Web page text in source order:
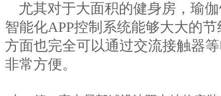
尤其对于大面积的健身房，瑜
智能化APP控制系统能够大大的
方面也完全可以通过交流接触器
非常方便。